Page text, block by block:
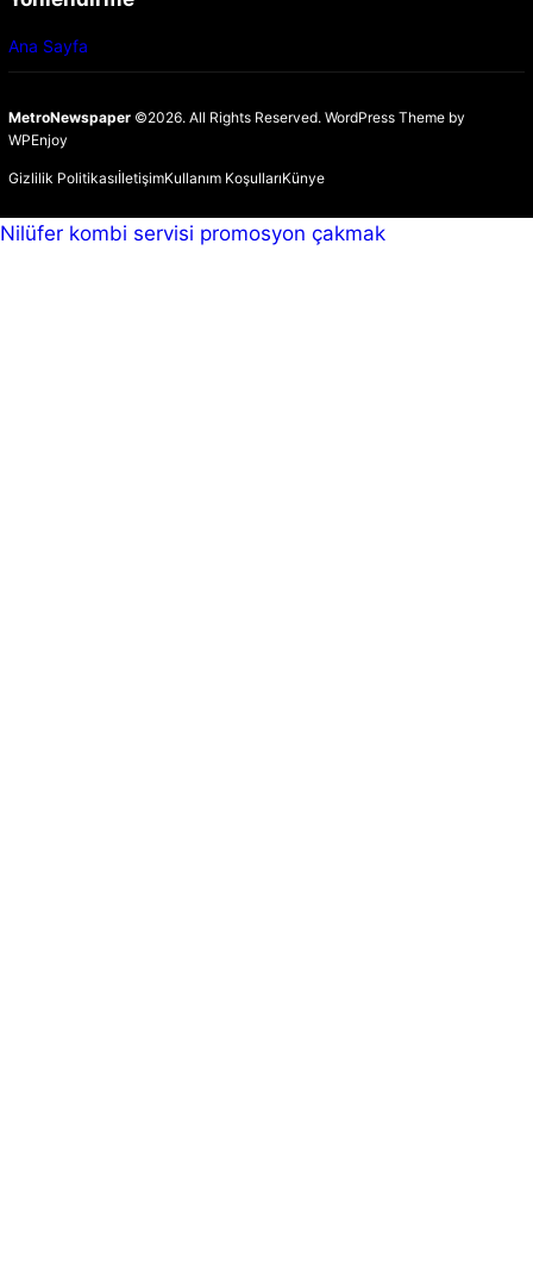
Ana Sayfa
MetroNewspaper©2026. All Rights Reserved. WordPress Themeby
WPEnjoy
Gizlilik PolitikasıİletişimKullanım KoşullarıKünye
Nilüfer kombi servisi promosyon çakmak